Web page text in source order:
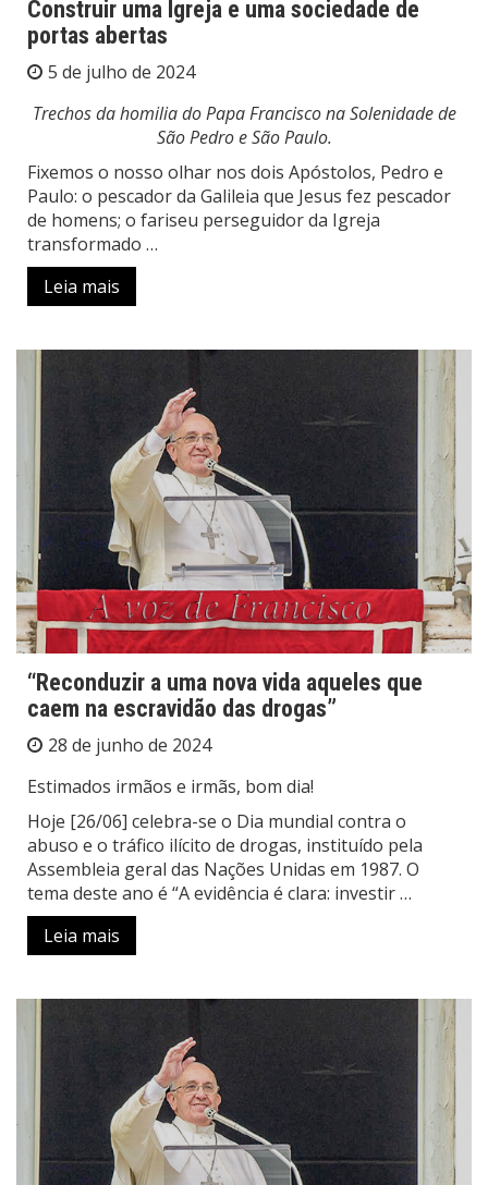
Construir uma Igreja e uma sociedade de
portas abertas
5 de julho de 2024
Trechos da homilia do Papa Francisco na Solenidade de
São Pedro e São Paulo.
Fixemos o nosso olhar nos dois Apóstolos, Pedro e
Paulo: o pescador da Galileia que Jesus fez pescador
de homens; o fariseu perseguidor da Igreja
transformado …
Leia mais
“Reconduzir a uma nova vida aqueles que
caem na escravidão das drogas”
28 de junho de 2024
Estimados irmãos e irmãs, bom dia!
Hoje [26/06] celebra-se o Dia mundial contra o
abuso e o tráfico ilícito de drogas, instituído pela
Assembleia geral das Nações Unidas em 1987. O
tema deste ano é “A evidência é clara: investir …
Leia mais